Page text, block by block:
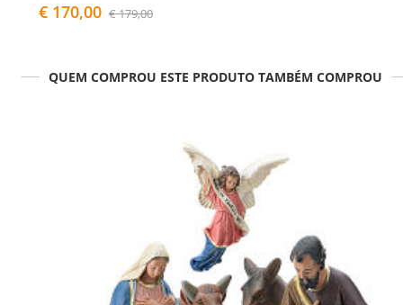
€ 170,00 € 179,00
QUEM COMPROU ESTE PRODUTO TAMBÉM COMPROU